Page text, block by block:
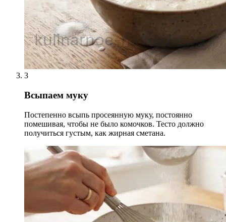
3
Всыпаем муку
Постепенно всыпь просеянную муку, постоянно
помешивая, чтобы не было комочков. Тесто должно
получиться густым, как жирная сметана.